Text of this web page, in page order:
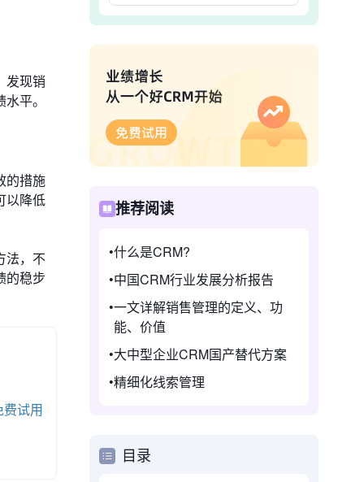
发现销
平。
的措施
以降低
法，不
的稳步
费试用
推荐阅读
什么是CRM?
中国CRM行业发展分析报告
一文详解销售管理的定义、功
能、价值
大中型企业CRM国产替代方案
精细化线索管理
目录